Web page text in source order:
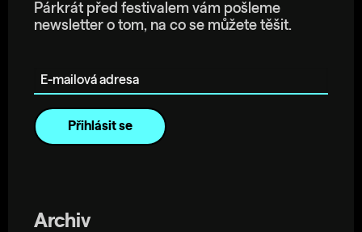
Párkrát před festivalem vám pošleme
newsletter o tom, na co se můžete těšit.
Archiv